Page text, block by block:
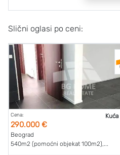
Slični oglasi po ceni:
Cena:
290.000 €
Kuća|
Beograd
540m2 (pomoćni objekat 100m2),...